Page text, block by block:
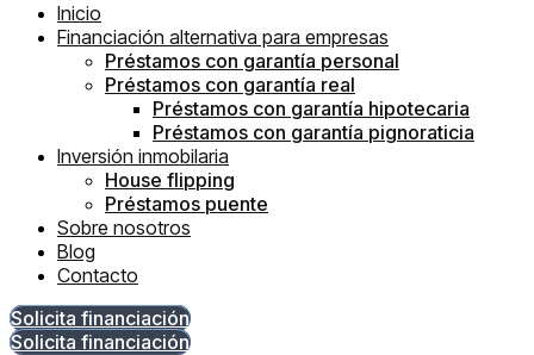
Inicio
Financiación alternativa para empresas
Préstamos con garantía personal
Préstamos con garantía real
Préstamos con garantía hipotecaria
Préstamos con garantía pignoraticia
Inversión inmobilaria
House flipping
Préstamos puente
Sobre nosotros
Blog
Contacto
Solicita financiación
Solicita financiación